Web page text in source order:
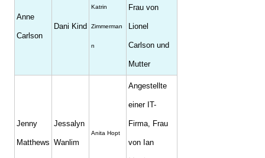
Anne
Carlson
Dani Kind
Katrin
Zimmerman
n
Frau von
Lionel
Carlson und
Mutter
Jenny
Matthews
Jessalyn
Wanlim
Anita Hopt
Angestellte
einer IT-
Firma, Frau
von Ian